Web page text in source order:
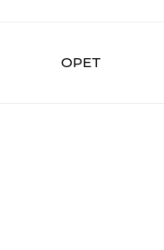
OPET